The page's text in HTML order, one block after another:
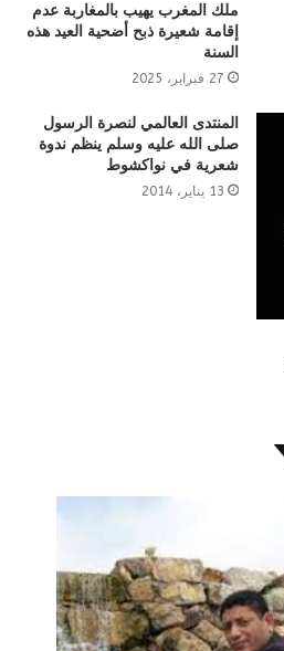
ملك المغرب يهيب بالمغاربة عدم
إقامة شعيرة ذبح أضحية العيد هذه
السنة
27 فبراير، 2025
المنتدى العالمي لنصرة الرسول
صلى الله عليه وسلم ينظم ندوة
شعرية في نواكشوط
13 يناير، 2014